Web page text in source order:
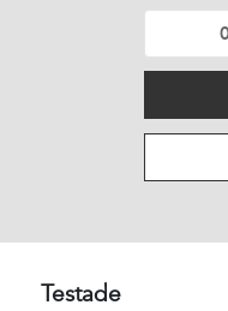
Testade